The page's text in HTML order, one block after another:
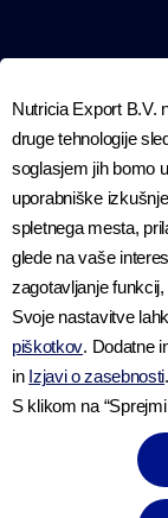
NAŠE
Nutricia Export B.V.
druge tehnologije
soglasjem jih bomo
uporabniške
spletnega mesta,
glede na vaše
zagotavljanje
Svoje nastavitve
piškotkov. Dodatne
in Izjavi o zasebnosti.
S klikom na